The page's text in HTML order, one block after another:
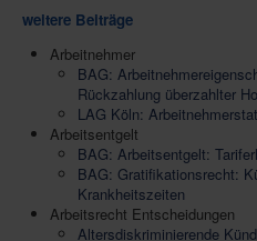
weitere Beiträge
Arbeitnehmer
BAG:
Rückzahlung überzahlter
LAG Köln:
Arbeitsentgelt
BAG: Arbeitsentgelt:
BAG: Gratifikationsrecht:
Krankheitszeiten
Arbeitsrecht Entscheidungen
Altersdiskriminierende